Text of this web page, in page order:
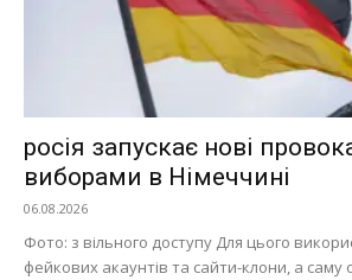
росія запускає нові
виборами в Німеччині
06.08.2026
Фото: з вільного доступу Для цього
фейкових акаунтів та сайти-клони, а